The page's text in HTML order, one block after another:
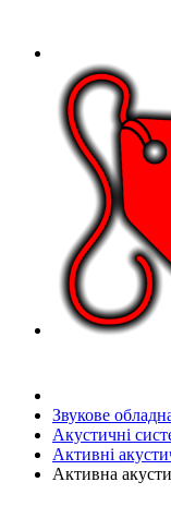
Звукове
Акустичні
Активні
Активна